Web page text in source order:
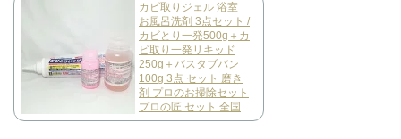
カビ取りジェル 浴室
お風呂洗剤 3点セット /
カビとり一発500g＋カ
ビ取り一発リキッド
250g＋バスタブバン
100g 3点 セット 磨き
剤 プロのお掃除セット
プロの匠 セット 全国